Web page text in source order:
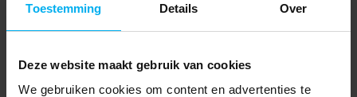
Toestemming Details Over
Deze website maakt gebruik van cookies
We gebruiken cookies om content en advertenties te